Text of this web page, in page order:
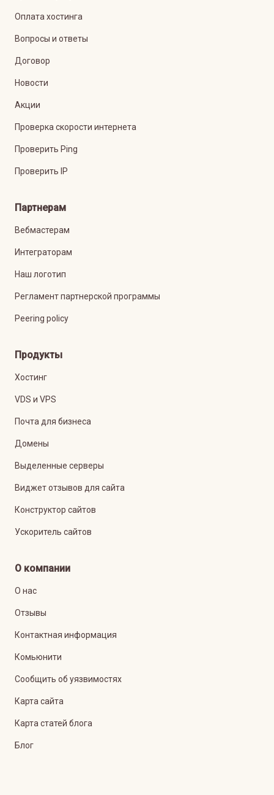
Оплата хостинга
Вопросы и ответы
Договор
Новости
Акции
Проверка скорости интернета
Проверить Ping
Проверить IP
Партнерам
Вебмастерам
Интеграторам
Наш логотип
Регламент партнерской программы
Peering policy
Продукты
Хостинг
VDS и VPS
Почта для бизнеса
Домены
Выделенные серверы
Виджет отзывов для сайта
Конструктор сайтов
Ускоритель сайтов
О компании
О нас
Отзывы
Контактная информация
Комьюнити
Сообщить об уязвимостях
Карта сайта
Карта статей блога
Блог